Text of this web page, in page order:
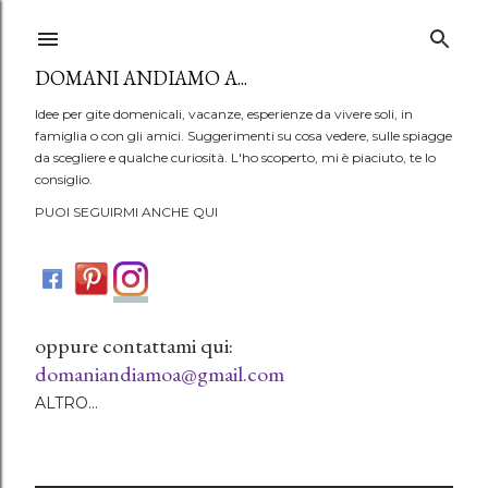
DOMANI ANDIAMO A...
Idee per gite domenicali, vacanze, esperienze da vivere soli, in
famiglia o con gli amici. Suggerimenti su cosa vedere, sulle spiagge
da scegliere e qualche curiosità. L'ho scoperto, mi è piaciuto, te lo
consiglio.
PUOI SEGUIRMI ANCHE QUI
oppure contattami qui:
domaniandiamoa@gmail.com
ALTRO…